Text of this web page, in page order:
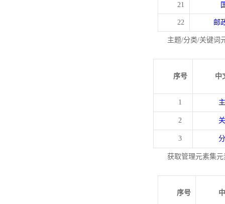
21
22 邮
主题/分类/关键词
序号 中
1
2
3
获取管理元素集
序号